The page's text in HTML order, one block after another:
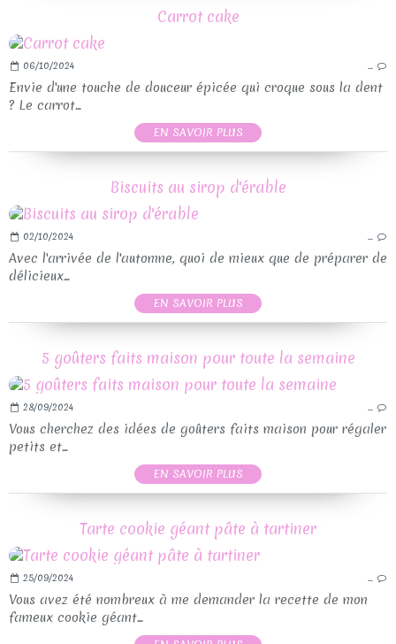
Carrot cake
06/10/2024 …
Envie d'une touche de douceur épicée qui croque sous la dent
? Le carrot...
EN SAVOIR PLUS
Biscuits au sirop d'érable
02/10/2024 …
Avec l'arrivée de l'automne, quoi de mieux que de préparer de
délicieux...
EN SAVOIR PLUS
5 goûters faits maison pour toute la semaine
28/09/2024 …
Vous cherchez des idées de goûters faits maison pour régaler
petits et...
EN SAVOIR PLUS
Tarte cookie géant pâte à tartiner
25/09/2024 …
Vous avez été nombreux à me demander la recette de mon
fameux cookie géant...